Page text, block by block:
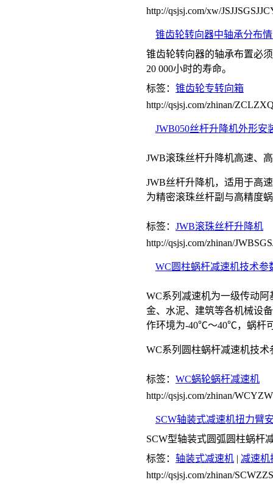
http://qsjsj.com/xw/
锥齿轮转向器中轴承分布
锥齿轮转向器的轴承布置必
20 000小时的寿命。
标签： 锥齿轮专转向箱
http://qsjsj.com/zhinan/
JWB050丝杆升降机外形安
JWB滚珠丝杆升降机高速、
JWB丝杆升降机，适用于高
为精密滚珠丝杆副与高精度
标签： JWB滚珠丝杆升降机
http://qsjsj.com/zhinan/
WC圆柱蜗杆减速机技术参
WC系列减速机为一级传动
金、水泥、建筑等各机械设
作环境为-40℃～40℃，蜗杆
WC系列圆柱蜗杆减速机技术
标签： WC蜗轮蜗杆减速机
http://qsjsj.com/zhinan/
SCW轴装式减速机扭力臂
SCW型轴装式圆弧圆柱蜗杆
标签： 轴装式减速机 | 减速机
http://qsjsj.com/zhinan/